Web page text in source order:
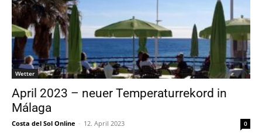
Wetter
April 2023 – neuer Temperaturrekord in
Málaga
Costa del Sol Online - 12. April 2023 0